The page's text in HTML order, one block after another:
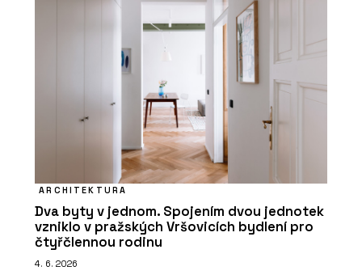
ARCHITEKTURA
Dva byty v jednom. Spojením dvou jednotek
vzniklo v pražských Vršovicích bydlení pro
čtyřčlennou rodinu
4. 6. 2026